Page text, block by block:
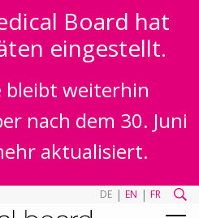
Board hat
eingestellt.
bleibt weiterhin
nach dem 30. Juni
aktualisiert.
DE | EN | FR